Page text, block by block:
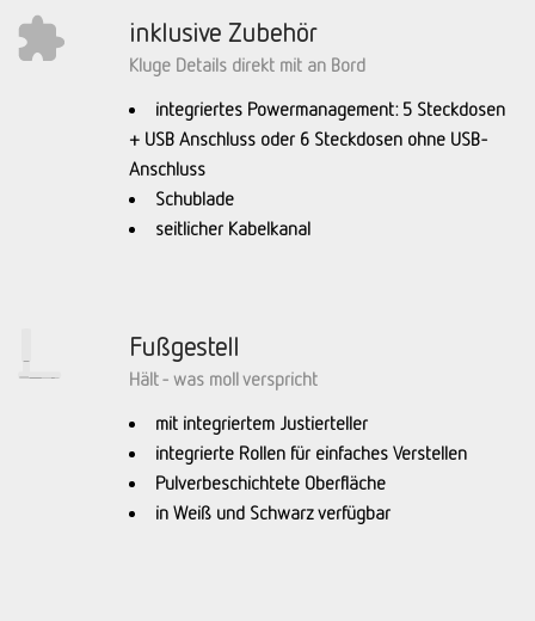
inklusive Zubehör
Kluge Details direkt mit an Bord
integriertes Powermanagement: 5 Steckdosen
+ USB Anschluss oder 6 Steckdosen ohne USB-
Anschluss
Schublade
seitlicher Kabelkanal
Fußgestell
Hält - was moll verspricht
mit integriertem Justierteller
integrierte Rollen für einfaches Verstellen
Pulverbeschichtete Oberfläche
in Weiß und Schwarz verfügbar